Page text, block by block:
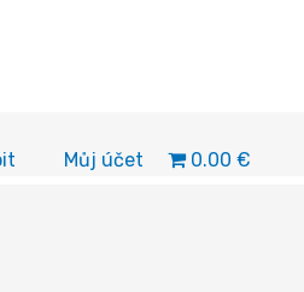
Můj účet 0.00 €